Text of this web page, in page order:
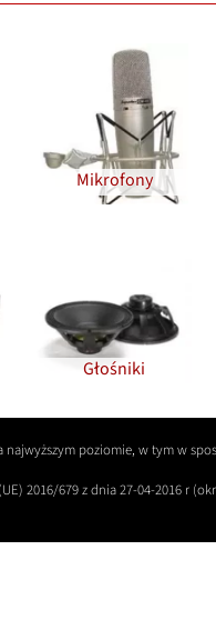
Mikrofony
Głośniki
Artykuły Testy
najwyższym poziomie, w tym w
2016/679 z dnia 27-04-2016 r